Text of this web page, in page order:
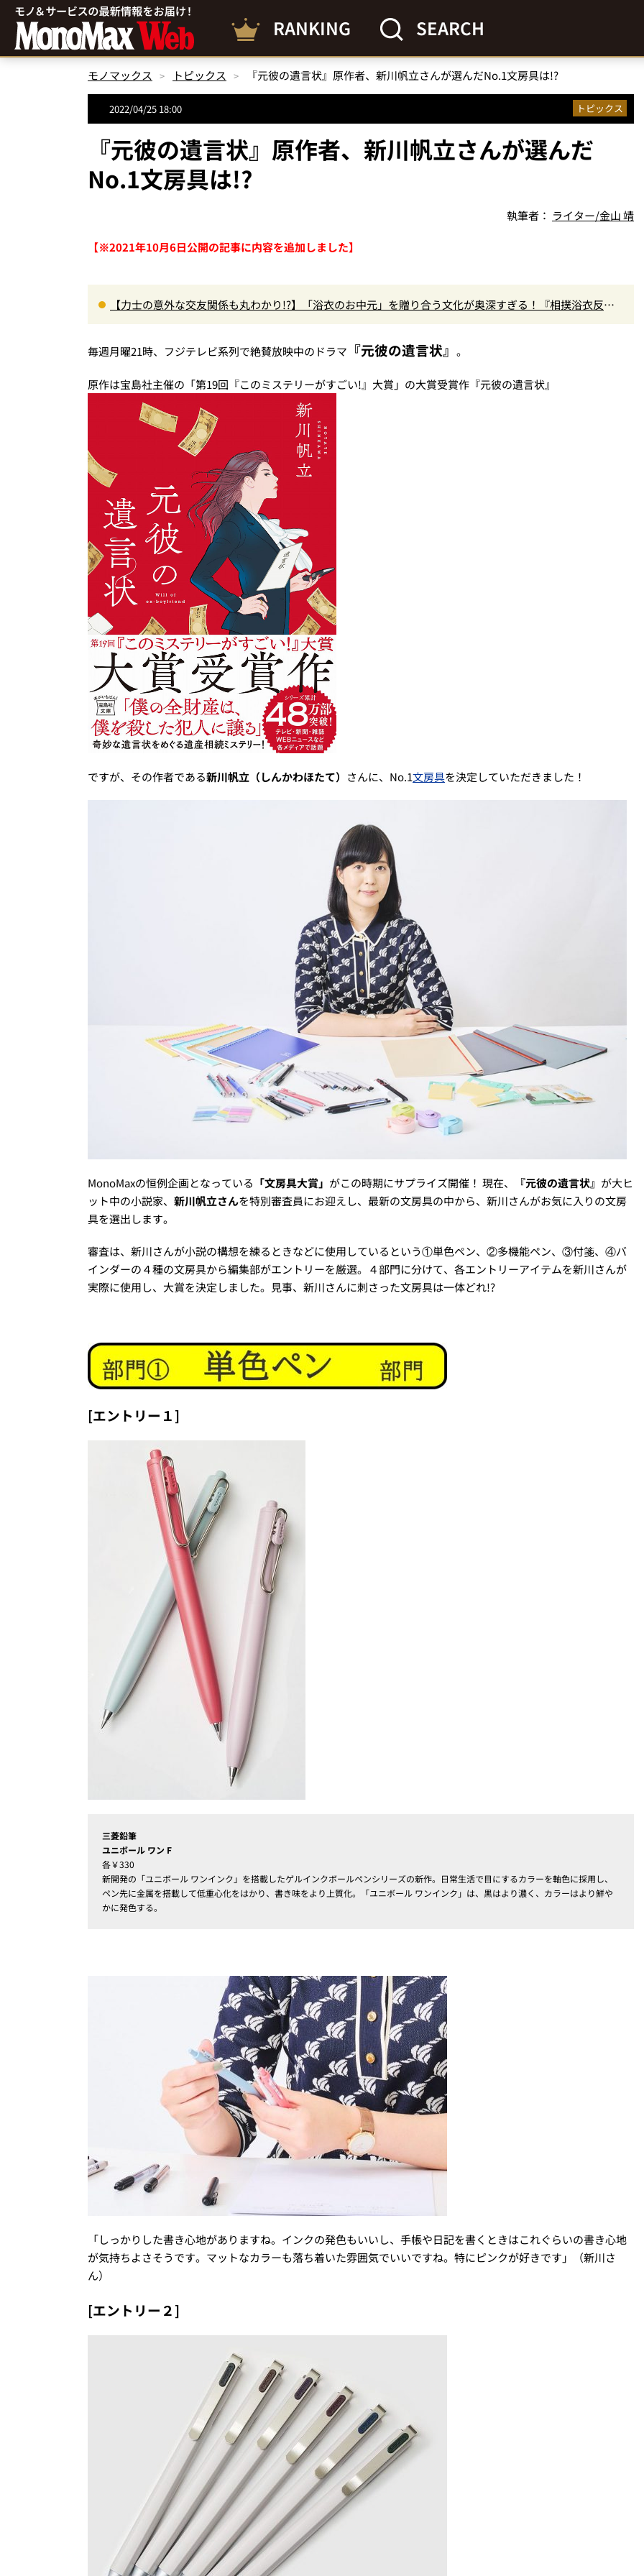
RANKING SEARCH
モノマックス トピックス 『元彼の遺言状』原作者、新川帆立さんが選んだNo.1文房具は!?
2022/04/25 18:00 トピックス
『元彼の遺言状』原作者、新川帆立さんが選んだ
No.1文房具は!?
執筆者： ライター/金山 靖
【※2021年10月6日公開の記事に内容を追加しました】
【力士の意外な交友関係も丸わかり!?】「浴衣のお中元」を贈り合う文化が奥深すぎる！『相撲浴衣反物
毎週月曜21時、フジテレビ系列で絶賛放映中のドラマ 『元彼の遺言状』 。
原作は宝島社主催の「第19回『このミステリーがすごい!』大賞」の大賞受賞作『元彼の遺言状』
ですが、その作者である新川帆立（しんかわほたて） さんに、No.1文房具を決定していただきました！
MonoMaxの恒例企画となっている 「文房具大賞」 がこの時期にサプライズ開催！ 現在、 『元彼の遺言状』 が大ヒ
ット中の小説家、 新川帆立さんを特別審査員にお迎えし、最新の文房具の中から、新川さんがお気に入りの文房
具を選出します。
審査は、新川さんが小説の構想を練るときなどに使用しているという①単色ペン、②多機能ペン、③付箋、④バ
インダーの４種の文房具から編集部がエントリーを厳選。４部門に分けて、各エントリーアイテムを新川さんが
実際に使用し、大賞を決定しました。見事、新川さんに刺さった文房具は一体どれ!?
[エントリー１]
三菱鉛筆
ユニボール ワン F
各￥330
新開発の「ユニボール ワンインク」を搭載したゲルインクボールペンシリーズの新作。日常生活で目にするカラーを軸色に採用し、
ペン先に金属を搭載して低重心化をはかり、書き味をより上質化。「ユニボール ワンインク」は、黒はより濃く、カラーはより鮮や
かに発色する。
「しっかりした書き心地がありますね。インクの発色もいいし、手帳や日記を書くときはこれぐらいの書き心地
が気持ちよさそうです。マットなカラーも落ち着いた雰囲気でいいですね。特にピンクが好きです」（新川さ
ん）
[エントリー２]